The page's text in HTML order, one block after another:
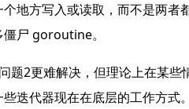
地方写入或读取，而不是两者
尸 goroutine。
题2更难解决，但理论上在某
些迭代器现在在底层的工作方